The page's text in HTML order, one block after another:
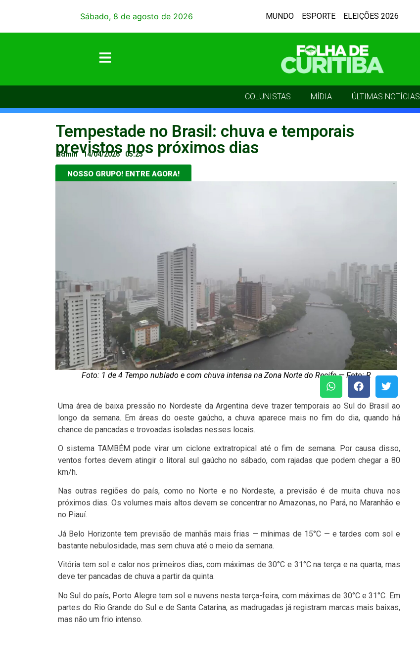
Sábado, 8 de agosto de 2026 MUNDO ESPORTE ELEIÇÕES 2026
COLUNISTAS MÍDIA ÚLTIMAS NOTÍCIAS
Tempestade no Brasil: chuva e temporais
previstos nos próximos dias
admin 14/04/2026 05:25
NOSSO GRUPO! ENTRE AGORA!
Foto: 1 de 4 Tempo nublado e com chuva intensa na Zona Norte do Recife — Foto: R
Uma área de baixa pressão no Nordeste da Argentina deve trazer temporais ao Sul do Brasil ao
longo da semana. Em áreas do oeste gaúcho, a chuva aparece mais no fim do dia, quando há
chance de pancadas e trovoadas isoladas nesses locais.
O sistema TAMBÉM pode virar um ciclone extratropical até o fim de semana. Por causa disso,
ventos fortes devem atingir o litoral sul gaúcho no sábado, com rajadas que podem chegar a 80
km/h.
Nas outras regiões do país, como no Norte e no Nordeste, a previsão é de muita chuva nos
próximos dias. Os volumes mais altos devem se concentrar no Amazonas, no Pará, no Maranhão e
no Piauí.
Já Belo Horizonte tem previsão de manhãs mais frias — mínimas de 15°C — e tardes com sol e
bastante nebulosidade, mas sem chuva até o meio da semana.
Vitória tem sol e calor nos primeiros dias, com máximas de 30°C e 31°C na terça e na quarta, mas
deve ter pancadas de chuva a partir da quinta.
No Sul do país, Porto Alegre tem sol e nuvens nesta terça-feira, com máximas de 30°C e 31°C. Em
partes do Rio Grande do Sul e de Santa Catarina, as madrugadas já registram marcas mais baixas,
mas não um frio intenso.